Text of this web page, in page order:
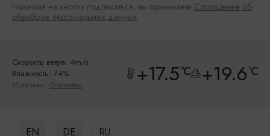
Нажимая на кнопку подписаться, вы принимаете Соглашение об
обработке персональных данных
Скорость ветра: 4m/s
Влажность: 74%
Источник: Gismeteo +17.5°C +19.6°C
EN DE RU